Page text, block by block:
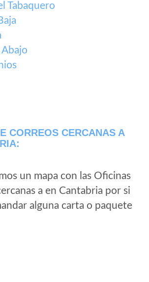
Tabaquero
Abajo
CORREOS CERCANAS A
un mapa con las Oficinas
a en Cantabria por si
alguna carta o paquete